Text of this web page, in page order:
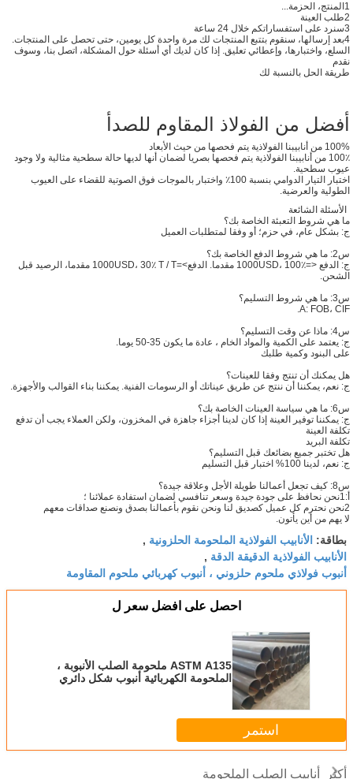
1المنتج، الحزمة...
2طلب العينة
3سنرد على استفساراتكم خلال 24 ساعة
4بعد إرسالها، سنقوم بتتبع المنتجات لك مرة واحدة كل يومين، حتى تحصل على المنتجات.
السلع، واختبارها، وإعطائي تعليق. إذا كان لديك أي أسئلة حول المشكلة، اتصل بنا، وسوف
نقدم
طريقة الحل بالنسبة لك
أفضل من الفولاذ المقاوم للصدأ
100% من أنابيبنا الفولاذية يتم فحصها من حيث الأبعاد
100٪ من أنابيبنا الفولاذية يتم فحصها بصريا لضمان أنها لديها حالة سطحية مثالية ولا وجود
عيوب سطحية.
اختبار التيار الدوامي بنسبة 100٪ واختبار بالموجات فوق الصوتية للقضاء على العيوب
الطولية والعرضية.
الأسئلة الشائعة
ما هي شروط التعبئة الخاصة بك؟
ج: بشكل عام، في حزم؛ أو وفقا لمتطلبات العميل
س2: ما هي شروط الدفع الخاصة بك؟
ج: الدفع <=1000USD، 100٪ مقدما. الدفع>=1000USD، 30٪ T / T مقدما، الرصيد قبل
الشحن.
س3: ما هي شروط التسليم؟
A: FOB، CIF.
س4: ماذا عن وقت التسليم؟
ج: يعتمد على الكمية والمواد الخام ، عادة ما يكون 35-50 يوما.
على البنود وكمية طلبك
هل يمكنك أن تنتج وفقا للعينات؟
ج: نعم، يمكننا أن ننتج عن طريق عيناتك أو الرسومات الفنية. يمكننا بناء القوالب والأجهزة.
س6: ما هي سياسة العينات الخاصة بك؟
ج: يمكننا توفير العينة إذا كان لدينا أجزاء جاهزة في المخزون، ولكن العملاء يجب أن تدفع
تكلفة العينة
تكلفة البريد
هل تختبر جميع بضائعك قبل التسليم؟
ج: نعم، لدينا 100% اختبار قبل التسليم
س8: كيف تجعل أعمالنا طويلة الأجل وعلاقة جيدة؟
أ:1نحن نحافظ على جودة جيدة وسعر تنافسي لضمان استفادة عملائنا ؛
2نحن نحترم كل عميل كصديق لنا ونحن نقوم بأعمالنا بصدق ونصنع صداقات معهم
لا يهم من أين يأتون.
بطاقة: الأنابيب الفولاذية الملحومة الحلزونية ,
الأنابيب الفولاذية الدقيقة الدقة ,
أنبوب فولاذي ملحوم حلزوني ، أنبوب كهربائي ملحوم المقاومة
احصل على افضل سعر ل
ASTM A135 ملحومة الصلب الأنبوبة ،
الملحومة الكهربائية أنبوب شكل دائري
استمر
أكثر أنابيب الصلب الملحومة